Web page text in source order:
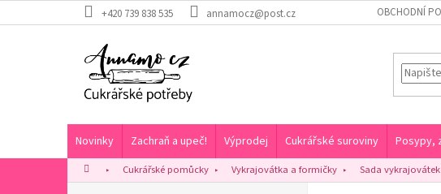
na
+420 739 838 535 annamocz@post.cz OBCHODNÍ
Novinky Zachraň a upeč! Výprodej Cukrářské suroviny Posypy,
DomůCukrářské pomůcky Vykrajovátka a formičky Sada